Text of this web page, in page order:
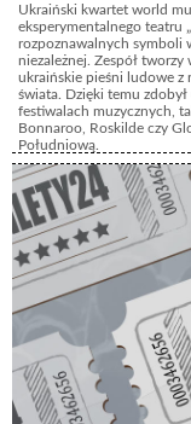
Ukraiński kwartet world
eksperymentalnego teatru
rozpoznawalnych symboli
niezależnej. Zespół
ukraińskie pieśni ludowe z
świata. Dzięki temu
festiwalach muzycznych,
Bonnaroo, Roskilde czy
Południową.
Europejska trasa
(„Ptak” po ukraińsku), nad
Utwory zawarte na płycie
niezwykłej odporności
ludzi na całym świecie.
ważny symbol twórczości
głosu Ukrainy.
Swój niepowtarzalny styl
fascynującego
rozwijanego dzięki
głębokiemu zanurzeniu w
widowiska, w których teatr
wizualna współgra z
tworząc niezapomniane